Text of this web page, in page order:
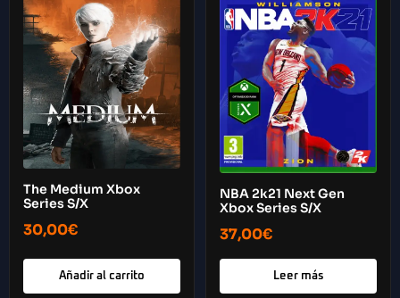
The Medium Xbox
Series S/X
30,00€
Añadir al carrito
NBA 2k21 Next Gen
Xbox Series S/X
37,00€
Leer más